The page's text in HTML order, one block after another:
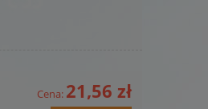
Cena: 21,56 zł